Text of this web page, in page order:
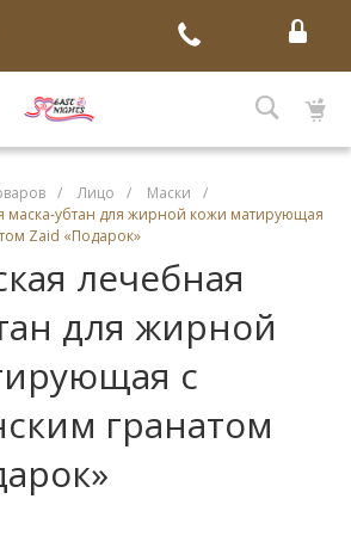
/ Лицо / Маски
/
маска-убтан для жирной кожи матирующая
Zaid «Подарок»
лечебная
для жирной
с
гранатом